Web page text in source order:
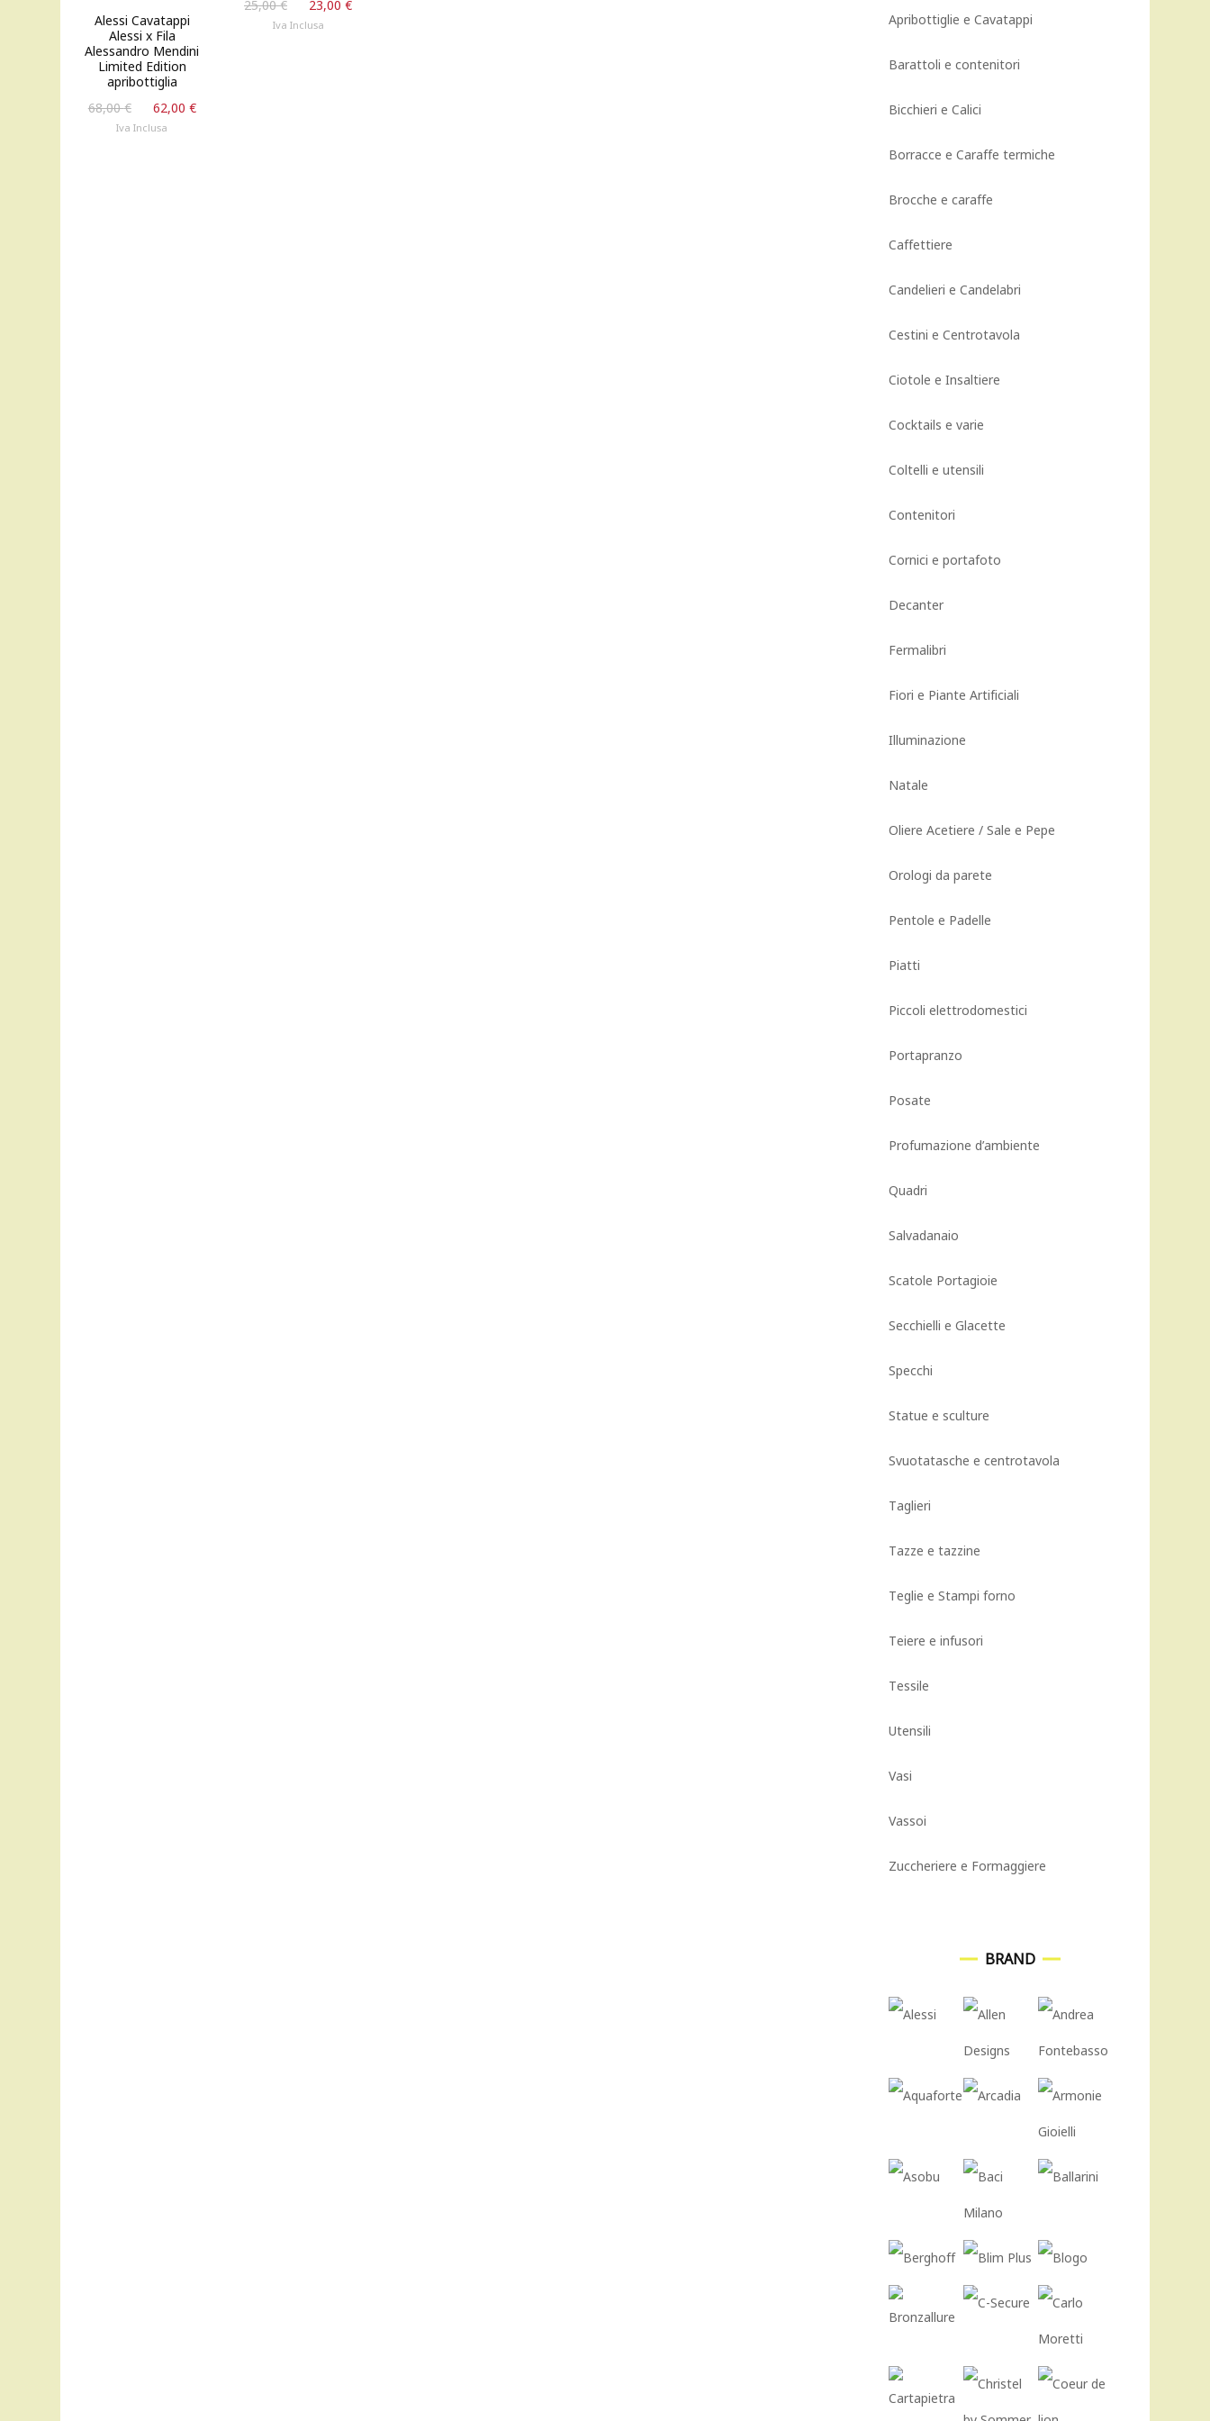
Alessi Cavatappi
Alessi x Fila
Alessandro Mendini
Limited Edition
apribottiglia
68,00€
prezzo
62,00 €
Iva Inclusa
25,00€
prezzo
23,00€
Iva Inclusa Apribottiglie e Cavatappi
Barattoli e contenitori
Bicchieri e Calici
Borracce e Caraffe termiche
Brocche e caraffe
Caffettiere
Candelieri e Candelabri
Cestini e Centrotavola
Ciotole e Insaltiere
Cocktails e varie
Coltelli e utensili
Contenitori
Cornici e portafoto
Decanter
Fermalibri
Fiori e Piante Artificiali
Illuminazione
Natale
Oliere Acetiere / Sale e Pepe
Orologi da parete
Pentole e Padelle
Piatti
Piccoli elettrodomestici
Portapranzo
Posate
Profumazione d’ambiente
Quadri
Salvadanaio
Scatole Portagioie
Secchielli e Glacette
Specchi
Statue e sculture
Svuotatasche e centrotavola
Taglieri
Tazze e tazzine
Teglie e Stampi forno
Teiere e infusori
Tessile
Utensili
Vasi
Vassoi
Zuccheriere e Formaggiere
BRAND